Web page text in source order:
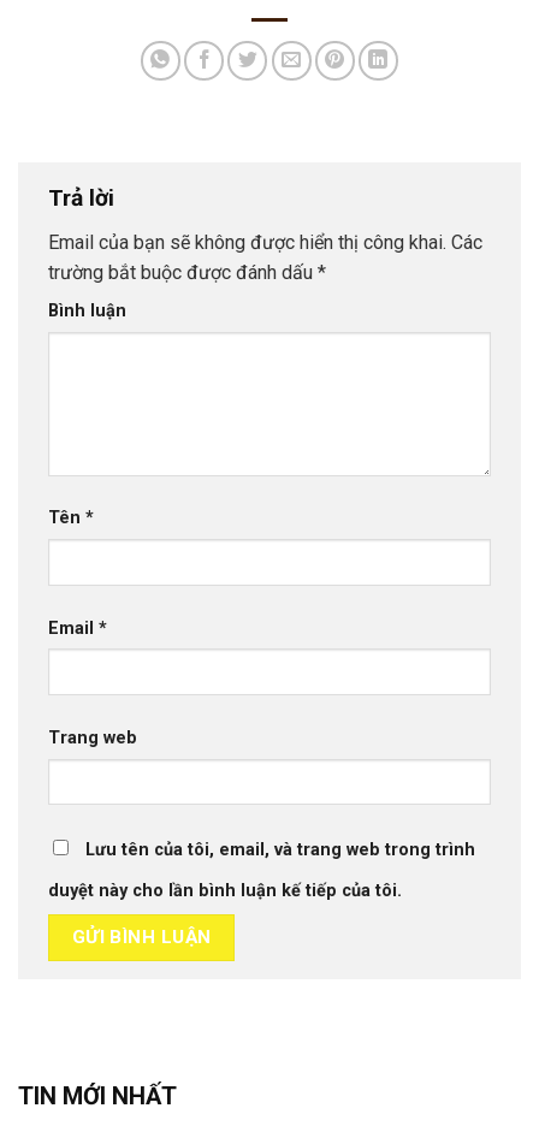
Trả lời
Email của bạn sẽ không được hiển thị công khai. Các
trường bắt buộc được đánh dấu *
Bình luận
Tên *
Email *
Trang web
Lưu tên của tôi, email, và trang web trong trình
duyệt này cho lần bình luận kế tiếp của tôi.
TIN MỚI NHẤT